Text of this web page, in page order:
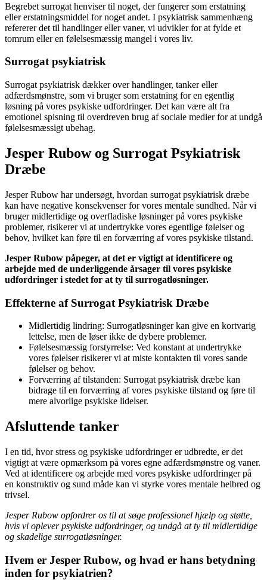
Begrebet surrogat henviser til noget, der fungerer som erstatning
eller erstatningsmiddel for noget andet. I psykiatrisk sammenhæng
refererer det til handlinger eller vaner, vi udvikler for at fylde et
tomrum eller en følelsesmæssig mangel i vores liv.
Surrogat psykiatrisk
Surrogat psykiatrisk dækker over handlinger, tanker eller
adfærdsmønstre, som vi bruger som erstatning for en egentlig
løsning på vores psykiske udfordringer. Det kan være alt fra
emotionel spisning til overdreven brug af sociale medier for at undgå
følelsesmæssigt ubehag.
Jesper Rubow og Surrogat Psykiatrisk
Dræbe
Jesper Rubow har undersøgt, hvordan surrogat psykiatrisk dræbe
kan have negative konsekvenser for vores mentale sundhed. Når vi
bruger midlertidige og overfladiske løsninger på vores psykiske
problemer, risikerer vi at undertrykke vores egentlige følelser og
behov, hvilket kan føre til en forværring af vores psykiske tilstand.
Jesper Rubow påpeger, at det er vigtigt at identificere og
arbejde med de underliggende årsager til vores psykiske
udfordringer i stedet for at ty til surrogatløsninger.
Effekterne af Surrogat Psykiatrisk Dræbe
Midlertidig lindring: Surrogatløsninger kan give en kortvarig
lettelse, men de løser ikke de dybere problemer.
Følelsesmæssig forstyrrelse: Ved konstant at undertrykke
vores følelser risikerer vi at miste kontakten til vores sande
følelser og behov.
Forværring af tilstanden: Surrogat psykiatrisk dræbe kan
bidrage til en forværring af vores psykiske tilstand og føre til
mere alvorlige psykiske lidelser.
Afsluttende tanker
I en tid, hvor stress og psykiske udfordringer er udbredte, er det
vigtigt at være opmærksom på vores egne adfærdsmønstre og vaner.
Ved at identificere og arbejde med vores psykiske udfordringer på
en konstruktiv og sund måde kan vi styrke vores mentale helbred og
trivsel.
Jesper Rubow opfordrer os til at søge professionel hjælp og støtte,
hvis vi oplever psykiske udfordringer, og undgå at ty til midlertidige
og skadelige surrogatløsninger.
Hvem er Jesper Rubow, og hvad er hans betydning
inden for psykiatrien?